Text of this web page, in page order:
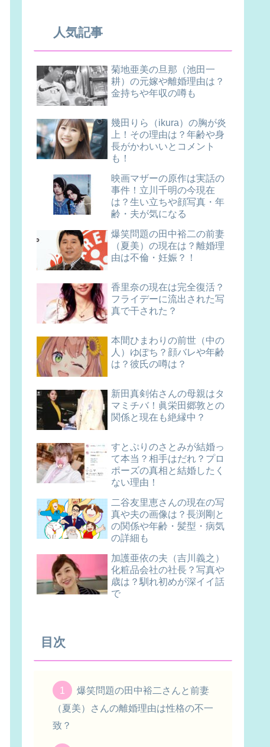
人気記事
菊地亜美の旦那（池田一
耕）の元嫁や離婚理由は？
金持ちや年収の噂も
幾田りら（ikura）の胸が炎
上！その理由は？年齢や身
長がかわいいとコメント
も！
映画マザーの原作は実話の
事件！立川千明の今現在
は？生い立ちや顔写真・年
齢・夫が気になる
爆笑問題の田中裕二の前妻
（夏美）の現在は？離婚理
由は不倫・妊娠？！
香里奈の現在は完全復活？
フライデーに流出された写
真で干された？
本間ひまわりの前世（中の
人）ゆぽち？顔バレや年齢
は？彼氏の噂は？
新田真剣佑さんの母親はタ
マミチバ！眞栄田郷敦との
関係と現在も絶縁中？
すとぷりのさとみが結婚っ
て本当？相手はだれ？プロ
ポーズの真相と結婚したく
ない理由！
二谷友里恵さんの現在の写
真や夫の画像は？長渕剛と
の関係や年齢・髪型・病気
の詳細も
加護亜依の夫（吉川義之）
化粧品会社の社長？写真や
歳は？馴れ初めが深イイ話
で
目次
爆笑問題の田中裕二さんと前妻
（夏美）さんの離婚理由は性格の不一
致？